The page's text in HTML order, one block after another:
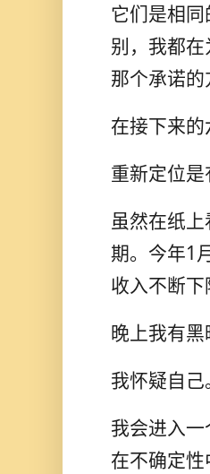
它们是相
别，我都
那个承诺的
在接下来
重新定位是
虽然在纸
期。今年1
收入不断下
晚上我有
我怀疑自己
我会进入
在不确定